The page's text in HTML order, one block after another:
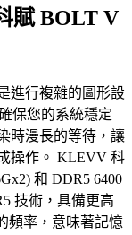
賦 BOLT V
進行複雜的圖形設
保您的系統穩定
時漫長的等待，讓
操作。 KLEVV 科
和 DDR5 6400
技術，具備更高
頻率，意味著記憶